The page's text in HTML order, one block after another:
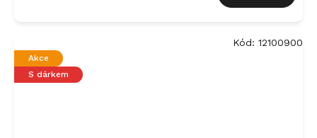
Akce
S dárkem
Kód: 12100900